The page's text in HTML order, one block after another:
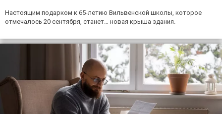
Настоящим подарком к 65-летию Вильвенской школы, которое
отмечалось 20 сентября, станет… новая крыша здания.